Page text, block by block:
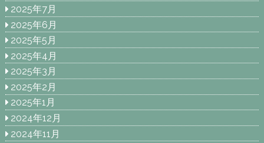
2025年7月
2025年6月
2025年5月
2025年4月
2025年3月
2025年2月
2025年1月
2024年12月
2024年11月